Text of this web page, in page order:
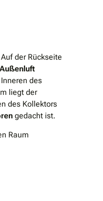
der Rückseite
des
liegt der
des Kollektors
gedacht ist.
Raum